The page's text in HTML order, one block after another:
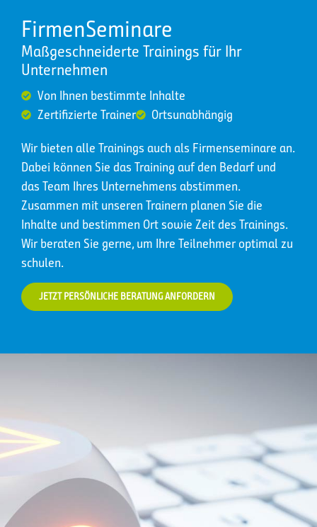
FirmenSeminare
Maßgeschneiderte Trainings für Ihr
Unternehmen
Von Ihnen bestimmte Inhalte
Zertifizierte Trainer
Ortsunabhängig
Wir bieten alle Trainings auch als Firmenseminare an.
Dabei können Sie das Training auf den Bedarf und
das Team Ihres Unternehmens abstimmen.
Zusammen mit unseren Trainern planen Sie die
Inhalte und bestimmen Ort sowie Zeit des Trainings.
Wir beraten Sie gerne, um Ihre Teilnehmer optimal zu
schulen.
JETZT PERSÖNLICHE BERATUNG ANFORDERN